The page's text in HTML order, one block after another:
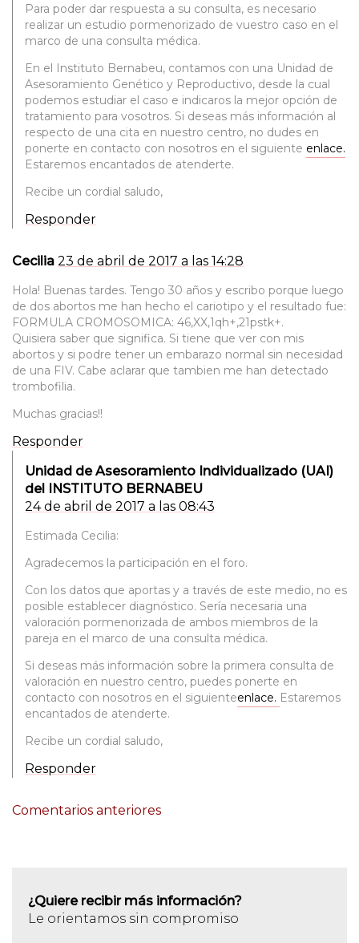
Para poder dar respuesta a su consulta, es necesario
realizar un estudio pormenorizado de vuestro caso en el
marco de una consulta médica.
En el Instituto Bernabeu, contamos con una Unidad de
Asesoramiento Genético y Reproductivo, desde la cual
podemos estudiar el caso e indicaros la mejor opción de
tratamiento para vosotros. Si deseas más información al
respecto de una cita en nuestro centro, no dudes en
ponerte en contacto con nosotros en el siguiente enlace.
Estaremos encantados de atenderte.
Recibe un cordial saludo,
Responder
Cecilia 23 de abril de 2017 a las 14:28
Hola! Buenas tardes. Tengo 30 años y escribo porque luego
de dos abortos me han hecho el cariotipo y el resultado fue:
FORMULA CROMOSOMICA: 46,XX,1qh+,21pstk+.
Quisiera saber que significa. Si tiene que ver con mis
abortos y si podre tener un embarazo normal sin necesidad
de una FIV. Cabe aclarar que tambien me han detectado
trombofilia.
Muchas gracias!!
Responder
Unidad de Asesoramiento Individualizado (UAI)
del INSTITUTO BERNABEU
24 de abril de 2017 a las 08:43
Estimada Cecilia:
Agradecemos la participación en el foro.
Con los datos que aportas y a través de este medio, no es
posible establecer diagnóstico. Sería necesaria una
valoración pormenorizada de ambos miembros de la
pareja en el marco de una consulta médica.
Si deseas más información sobre la primera consulta de
valoración en nuestro centro, puedes ponerte en
contacto con nosotros en el siguienteenlace. Estaremos
encantados de atenderte.
Recibe un cordial saludo,
Responder
NAVEGACIÓN
Comentarios anteriores
¿Quiere recibir más información?
Le orientamos sin compromiso